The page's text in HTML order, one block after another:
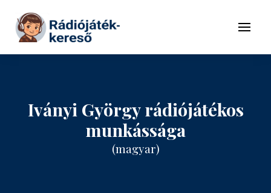
Tovább a tartalomhoz
Menü
Iványi György rádiójátékos
munkássága
(magyar)